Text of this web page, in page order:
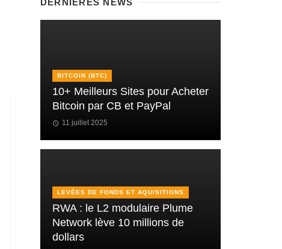
DERNIÈRES NEWS
BITCOIN (BTC)
10+ Meilleurs Sites pour Acheter
Bitcoin par CB et PayPal
11 juillet 2025
LEVÉES DE FONDS ET AQUISITIONS
RWA : le L2 modulaire Plume
Network lève 10 millions de
dollars